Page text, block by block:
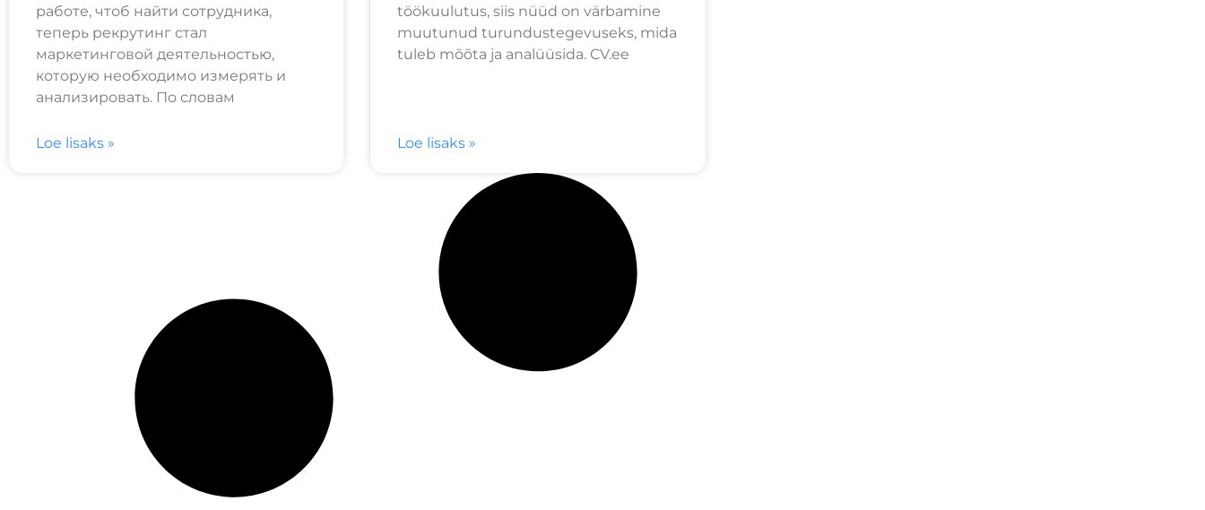
работе, чтоб найти сотрудника,
теперь рекрутинг стал
маркетинговой деятельностью,
которую необходимо измерять и
анализировать. По словам
Loe lisaks »
töökuulutus, siis nüüd on värbamine
muutunud turundustegevuseks, mida
tuleb mõõta ja analüüsida. CV.ee
Loe lisaks »